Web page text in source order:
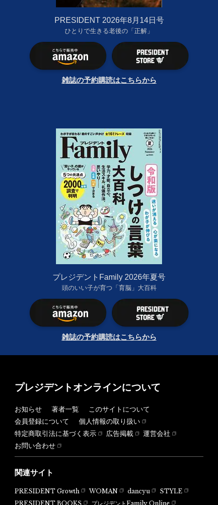
PRESIDENT 2026年8月14日号
ひとりで生きる老後の「正解」
雑誌の予約購読はこちらから
プレジデントFamily 2026年夏号
頭のいい子が育つ「育脳」大百科
雑誌の予約購読はこちらから
プレジデントオンラインについて
お知らせ 著者一覧
このサイトについて
会員登録について
個人情報の取り扱い
特定商取引法に基づく表示
広告掲載
運営会社
お問い合わせ
関連サイト
PRESIDENT Growth WOMAN dancyu
STYLE
PRESIDENT BOOKS
プレジデントFamily Online